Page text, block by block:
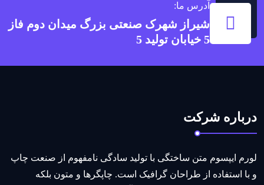
آدرس ما:
شیراز شهرک صنعتی بزرگ میدان دوم فاز
5 خیابان تولید 5
درباره شرکت
لورم ایپسوم متن ساختگی با تولید سادگی نامفهوم از صنعت چاپ
و با استفاده از طراحان گرافیک است. چاپگرها و متون بلکه